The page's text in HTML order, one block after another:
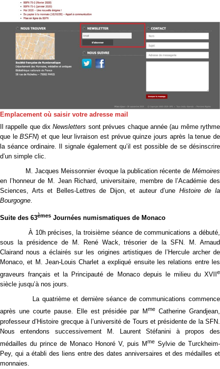
Emplacement où saisir votre adresse mail
Il rappelle que dixNewsletters sont prévues chaque année (au même rythme
que leBSFN) et que leur livraison est prévue quinze jours après la tenue de
la séance ordinaire. Il signale également qu’il est possible de se désinscrire
d’un simple clic.
M. Jacques Meissonnier évoque la publication récente de Mémoires
en l’honneur de M. Jean Richard, universitaire, membre de l’Académie des
Sciences, Arts et Belles-Lettres de Dijon, et auteur d’une Histoire de la
Bourgogne
Suite des 63èmes Journées numismatiques de Monaco
À 10h précises, la troisième séance de communications a débuté,
sous la présidence de M. René Wack, trésorier de la SFN. M. Arnaud
Clairand nous a éclairés sur les origines artistiques de l’Hercule archer de
Monaco, et M. Jean-Louis Charlet a expliqué ensuite les relations entre les
graveurs français et la Principauté de Monaco depuis le milieu du XVII
e
siècle jusqu’à nos jours.
La quatrième et dernière séance de communications commence
après une courte pause. Elle est présidée par Mme Catherine Grandjean,
professeur d’Histoire grecque à l’université de Tours et présidente de la SFN.
Nous entendons successivement M. Laurent Stéfanini à propos des
médailles du prince de Monaco Honoré V, puis Mme Sylvie de Turckheim-
Pey, qui a établi des liens entre des dates anniversaires et des médailles et
monnaies.